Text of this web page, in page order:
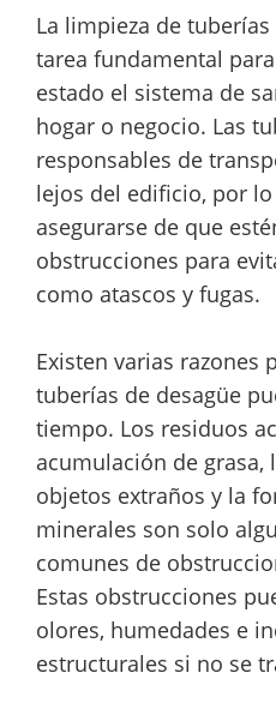
La limpieza de
tarea fundamental
estado el sistema de
hogar o negocio. Las
responsables de
lejos del edificio, por
asegurarse de que
obstrucciones para
como atascos y fugas.
Existen varias razones
tuberías de desagüe
tiempo. Los residuos
acumulación de grasa,
objetos extraños y la
minerales son solo
comunes de
Estas obstrucciones
olores, humedades e
estructurales si no se